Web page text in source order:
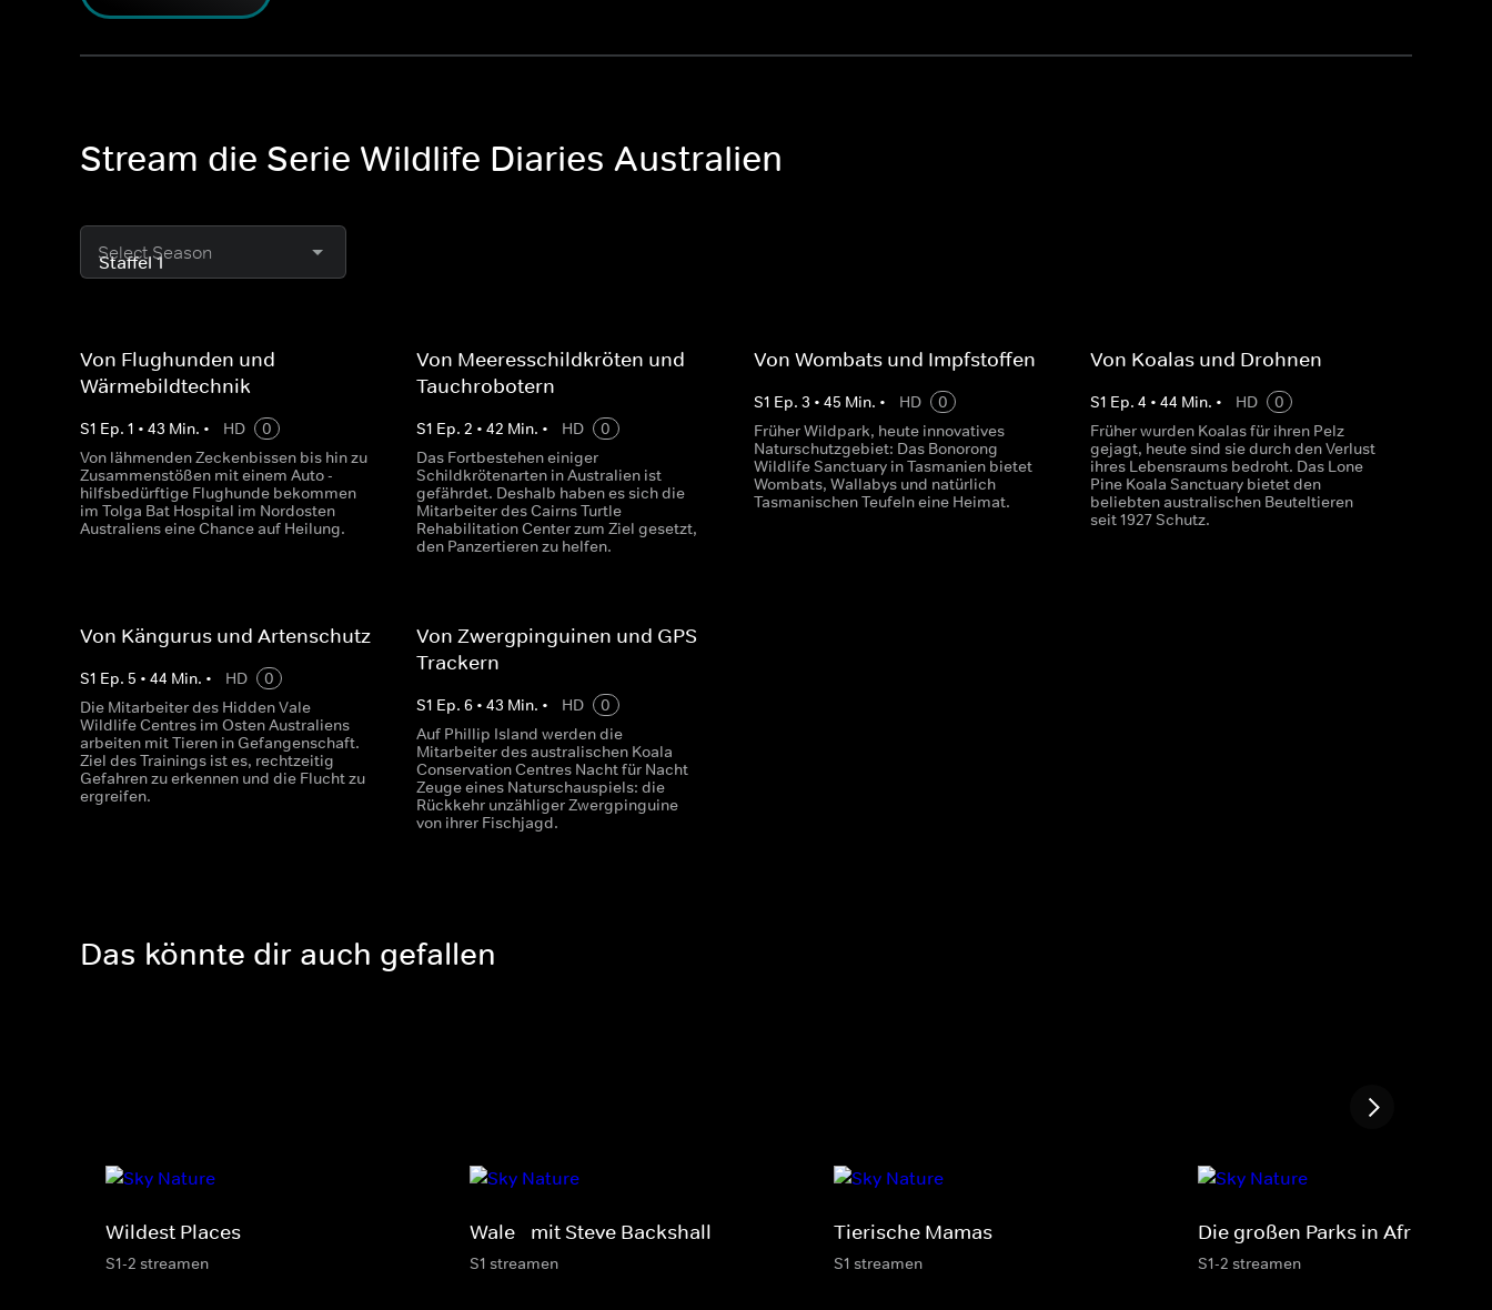
Stream die Serie Wildlife Diaries Australien
Select Season
Von Flughunden und
Wärmebildtechnik
S1 Ep. 1 • 43 Min. • HD
0
Von lähmenden Zeckenbissen bis hin zu
Zusammenstößen mit einem Auto -
hilfsbedürftige Flughunde bekommen
im Tolga Bat Hospital im Nordosten
Australiens eine Chance auf Heilung.
Von Meeresschildkröten und
Tauchrobotern
S1 Ep.2 •42 Min. • HD
0
Das Fortbestehen einiger
Schildkrötenarten in Australien ist
gefährdet. Deshalb haben es sich die
Mitarbeiter des Cairns Turtle
Rehabilitation Center zum Ziel gesetzt,
den Panzertieren zu helfen.
Von Wombats und Impfstoffen
S1 Ep. 3 • 45 Min. • HD
0
Früher Wildpark, heute innovatives
Naturschutzgebiet: Das Bonorong
Wildlife Sanctuary in Tasmanien bietet
Wombats, Wallabys und natürlich
Tasmanischen Teufeln eine Heimat.
Von Koalas und Drohnen
S1 Ep. 4 • 44 Min. • HD
0
Früher wurden Koalas für ihren Pelz
gejagt, heute sind sie durch den Verlust
ihres Lebensraums bedroht. Das Lone
Pine Koala Sanctuary bietet den
beliebten australischen Beuteltieren
seit 1927 Schutz.
Von Kängurus und Artenschutz
S1 Ep. 5 • 44 Min. • HD
0
Die Mitarbeiter des Hidden Vale
Wildlife Centres im Osten Australiens
arbeiten mit Tieren in Gefangenschaft.
Ziel des Trainings ist es, rechtzeitig
Gefahren zu erkennen und die Flucht zu
ergreifen.
Von Zwergpinguinen und GPS-
Trackern
S1 Ep.6 •43 Min. • HD
0
Auf Phillip Island werden die
Mitarbeiter des australischen Koala
Conservation Centres Nacht für Nacht
Zeuge eines Naturschauspiels: die
Rückkehr unzähliger Zwergpinguine
von ihrer Fischjagd.
Das könnte dir auch gefallen
Wildest Places
S1-2 streamen
Wale - mit Steve Backshall
S1 streamen
Tierische Mamas
S1 streamen
Die großen Parks in Afrika
S1-2 streamen